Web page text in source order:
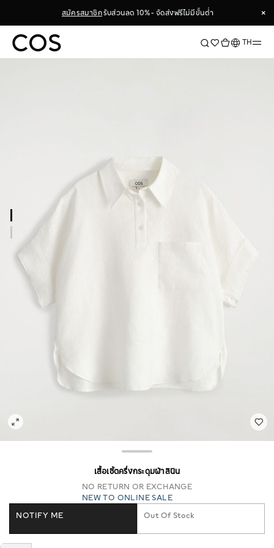
สมัครสมาชิกรับส่วนลด 10% - จัดส่งฟรีไม่มีขั้นต่ำ
×
×
ภาษาTH
เสื้อเชิ้ตครึ่งกระดุมผ้าลินิน
NO RETURN OR EXCHANGE
NEW TO ONLINE SALE
Out Of Stock
NOTIFY ME